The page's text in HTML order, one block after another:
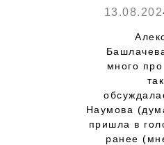
много
Наумова
пришла в
ранее